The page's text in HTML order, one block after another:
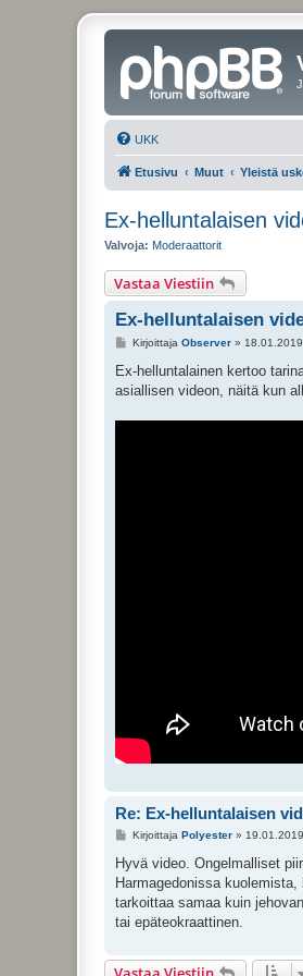
UKK
Etusivu Muut Yleistä
Ex-helluntalaisen
Valvoja: Moderaattorit
Vastaa Viestiin
Ex-helluntalaisen
V
e
t
Kirjoittaja Observer»
Ex-helluntalainen kertoo
asiallisen videon, näitä kun
Re: Ex-helluntalaisen
V
e
s
t
i
Kirjoittaja Polyester»
Hyvä video. Ongelmalliset
Harmagedonissa
tarkoittaa samaa kuin
tai epäteokraattinen.